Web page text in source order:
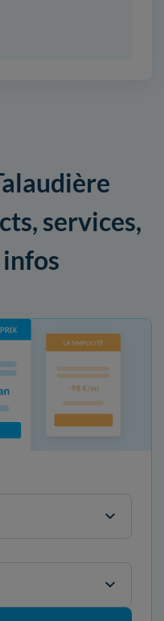
services,